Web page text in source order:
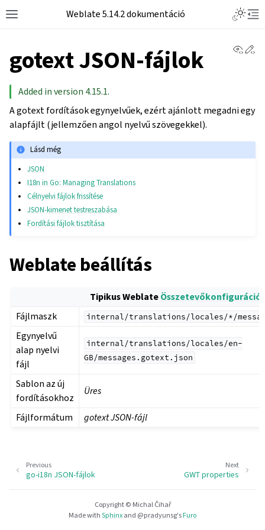
Weblate 5.14.2 dokumentáció
gotext JSON-fájlok
Added in version 4.15.1.
A gotext fordítások egynyelvűek, ezért ajánlott megadni egy
alapfájlt (jellemzően angol nyelvű szövegekkel).
Lásd még
JSON
I18n in Go: Managing Translations
Célnyelvi fájlok frissítése
JSON-kimenet testreszabása
Fordítási fájlok tisztítása
Weblate beállítás
Tipikus WeblateÖsszetevőkonfiguráció
Fájlmaszk
internal/translations/locales/*/
Egynyelvű
alap nyelvi
fájl
internal/translations/locales/en-
GB/messages.gotext.json
Sablon az új
fordításokhoz
Üres
Fájlformátum gotext JSON-fájl
Next
GWT properties
Previous
go-i18n JSON-fájlok
Copyright © Michal Čihař
Made withSphinxand @pradyunsg'sFuro